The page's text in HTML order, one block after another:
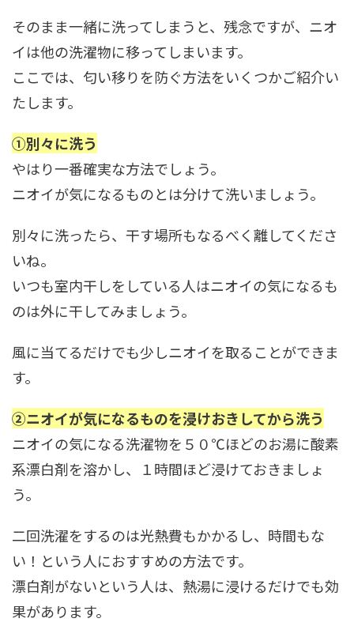
そのまま一緒に洗ってしまうと、残念ですが、ニオ
イは他の洗濯物に移ってしまいます。
ここでは、匂い移りを防ぐ方法をいくつかご紹介い
たします。
①別々に洗う
やはり一番確実な方法でしょう。
ニオイが気になるものとは分けて洗いましょう。
別々に洗ったら、干す場所もなるべく離してくださ
いね。
いつも室内干しをしている人はニオイの気になるも
のは外に干してみましょう。
風に当てるだけでも少しニオイを取ることができま
す。
②ニオイが気になるものを浸けおきしてから洗う
ニオイの気になる洗濯物を５０℃ほどのお湯に酸素
系漂白剤を溶かし、１時間ほど浸けておきましょ
う。
二回洗濯をするのは光熱費もかかるし、時間もな
い！という人におすすめの方法です。
漂白剤がないという人は、熱湯に浸けるだけでも効
果があります。